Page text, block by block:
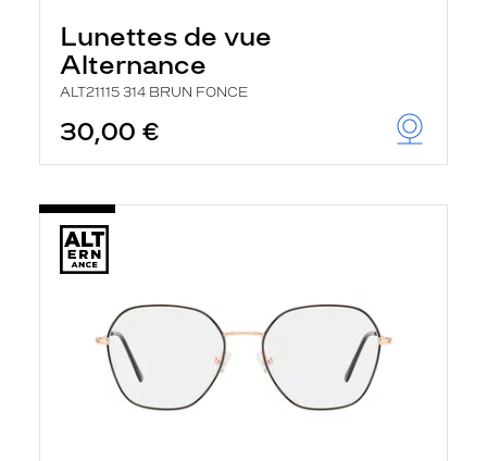
Lunettes de vue
Alternance
ALT21115 314 BRUN FONCE
30,00 €